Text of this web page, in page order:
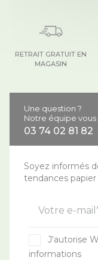
RETRAIT GRATUIT EN
MAGASIN
Une question ?
Notre équipe
03 74 02 81 82
Soyez informés
tendances
Votre e-
J'autorise
informations